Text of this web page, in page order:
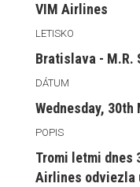
VIM Airlines
LETISKO
Bratislava - M.R.
DÁTUM
Wednesday, 30th
POPIS
Tromi letmi dnes
Airlines odviezla